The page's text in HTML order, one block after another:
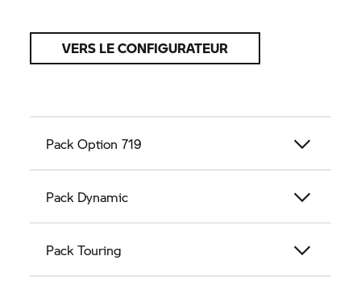
VERS LE CONFIGURATEUR
Pack Option 719
Pack Dynamic
Pack Touring